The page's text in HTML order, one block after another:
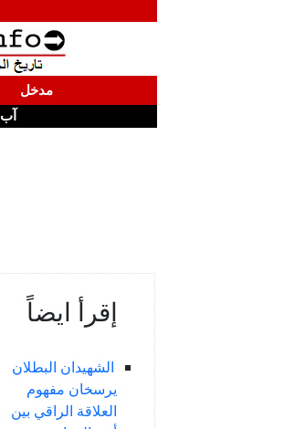
مدخل
آب 9 ,2026
إقرأ ايضاً
الشهيدان البطلان
يرسخان مفهوم
العلاقة الراقي بين